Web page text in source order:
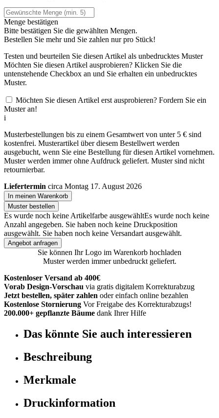
Menge bestätigen
Bitte bestätigen Sie die gewählten Mengen.
Bestellen Sie mehr und Sie zahlen nurpro Stück!
Testen und beurteilen Sie diesen Artikel als unbedrucktes Muster
Möchten Sie diesen Artikel ausprobieren? Klicken Sie die
untenstehende Checkbox an und Sie erhalten ein unbedrucktes
Muster.
Möchten Sie diesen Artikel erst ausprobieren? Fordern Sie ein
Muster an!
i
Musterbestellungen bis zu einem Gesamtwert von unter 5 € sind
kostenfrei. Musterartikel über diesem Bestellwert werden
ausgebucht, wenn Sie eine Bestellung für diesen Artikel vornehmen.
Muster werden immer ohne Aufdruck geliefert. Muster sind nicht
retournierbar.
Liefertermin circa Montag 17. August 2026
In meinen Warenkorb
Muster bestellen
Es wurde noch keine Artikelfarbe ausgewähltEs wurde noch keine
Anzahl angegeben. Sie haben noch keine Druckposition
ausgewählt. Sie haben noch keine Versandart ausgewählt.
Angebot anfragen
Sie können Ihr Logo im Warenkorb hochladen
Muster werden immer unbedruckt geliefert.
Kostenloser Versand ab 400€
Vorab Design-Vorschau via gratis digitalem Korrekturabzug
Jetzt bestellen, später zahlen oder einfach online bezahlen
Kostenlose Stornierung Vor Freigabe des Korrekturabzugs!
200.000+ gepflanzte Bäume dank Ihrer Hilfe
Das könnte Sie auch interessieren
Beschreibung
Merkmale
Druckinformation